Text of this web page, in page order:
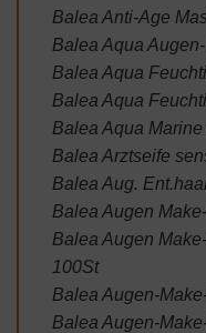
Balea Anti-Age
Balea Aqua
Balea Aqua
Balea Aqua
Balea Aqua
Balea Arztseife
Balea Aug.
Balea Augen
Balea Augen
100St
Balea Augen-
Balea Augen-